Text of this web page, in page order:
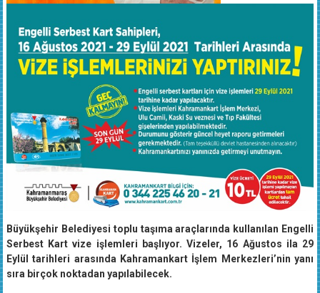
Büyükşehir Belediyesi toplu taşıma araçlarında kullanılan Engelli
Serbest Kart vize işlemleri başlıyor. Vizeler, 16 Ağustos ila 29
Eylül tarihleri arasında Kahramankart İşlem Merkezleri’nin yanı
sıra birçok noktadan yapılabilecek.